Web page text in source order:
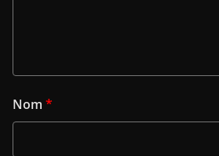
Nom *